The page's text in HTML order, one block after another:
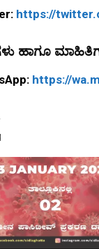
https://
ಹಾಗೂ
https://